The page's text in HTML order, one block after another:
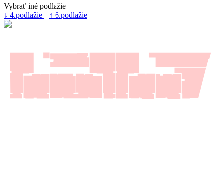
Vybrať iné podlažie
↓ 4.podlažie
↑ 6.podlažie